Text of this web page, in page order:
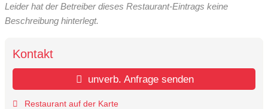
Leider hat der Betreiber dieses Restaurant-Eintrags keine
Beschreibung hinterlegt.
Kontakt
unverb. Anfrage senden
Restaurant auf der Karte